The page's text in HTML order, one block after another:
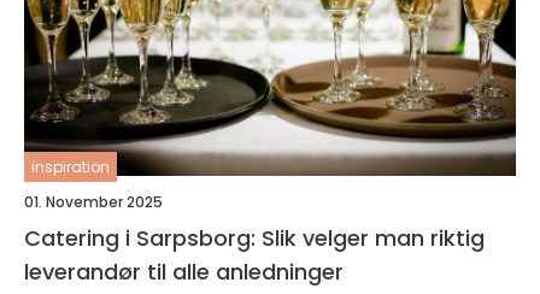
inspiration
01. November 2025
Catering i Sarpsborg: Slik velger man riktig
leverandør til alle anledninger